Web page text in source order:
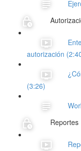
autorización
(3:26)
Reportes